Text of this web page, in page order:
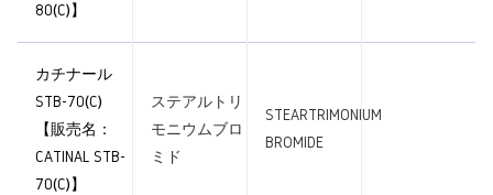
80(C)】
カチナール
STB-70(C)
【販売名：
CATINAL STB-
70(C)】
ステアルトリ
モニウムブロ
ミド
STEARTRIMONIUM
BROMIDE